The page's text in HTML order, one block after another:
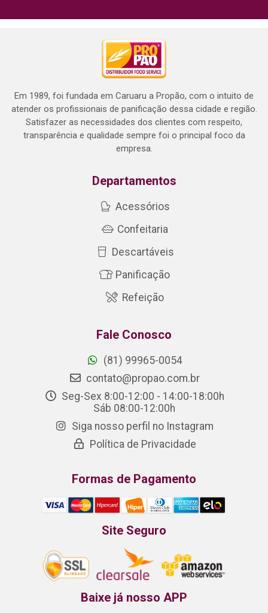
Em 1989, foi fundada em Caruaru a Propão, com o intuito de
atender os profissionais de panificação dessa cidade e região.
Satisfazer as necessidades dos clientes com respeito,
transparência e qualidade sempre foi o principal foco da
empresa.
Departamentos
Acessórios
Confeitaria
Descartáveis
Panificação
Refeição
Fale Conosco
(81) 99965-0054
contato@propao.com.br
Seg-Sex 8:00-12:00 - 14:00-18:00h
Sáb 08:00-12:00h
Siga nosso perfil no Instagram
Política de Privacidade
Formas de Pagamento
Site Seguro
Baixe já nosso APP